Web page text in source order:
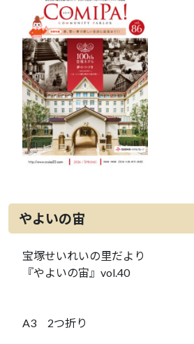
やよいの宙
宝塚せいれいの里だより
『やよいの宙』vol.40
A3 2つ折り